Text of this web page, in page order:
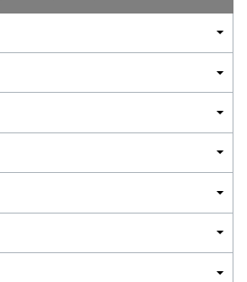
Pliki do pobrania
Pytania i odpowiedzi
Kariera
Kontakt
Komunikacja z akcjonariuszami